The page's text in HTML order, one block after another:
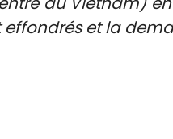
et la